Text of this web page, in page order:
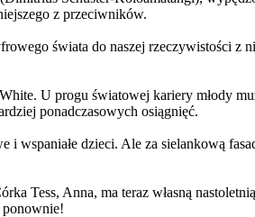
z przeciwników.
świata do naszej rzeczywistości z
U progu światowej kariery młody
ponadczasowych osiągnięć.
wspaniałe dzieci. Ale za sielankową
Anna, ma teraz własną nastoletnią
ponownie!